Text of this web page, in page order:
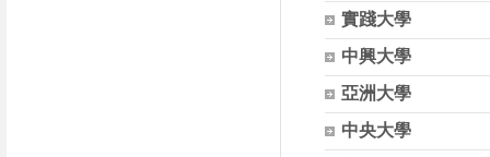
實踐大學
中興大學
亞洲大學
中央大學